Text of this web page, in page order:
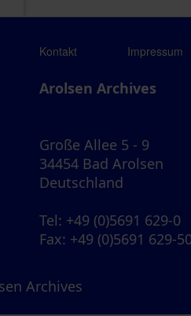
Kontakt Impressum
Arolsen Archives
Große Allee 5 - 9
34454 Bad Arolsen
Deutschland
Tel: +49 (0)5691 629-0
Fax: +49 (0)5691 629-
Archives